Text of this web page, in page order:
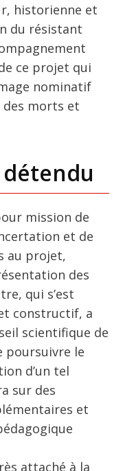
historienne et
du résistant
ce projet qui
nominatif
des morts et
mission de
et de
au projet,
des
qui s’est
constructif, a
scientifique de
poursuivre le
d’un tel
sur des
et
attaché à la